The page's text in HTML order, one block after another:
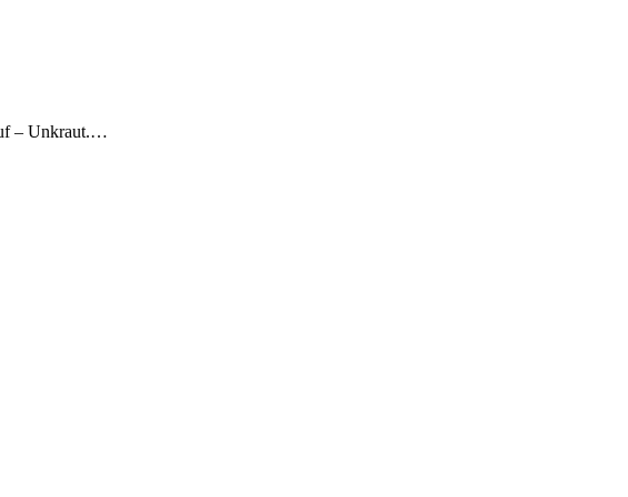
– Unkraut.…